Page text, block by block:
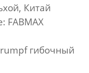
Китай
FABMAX
гибочный